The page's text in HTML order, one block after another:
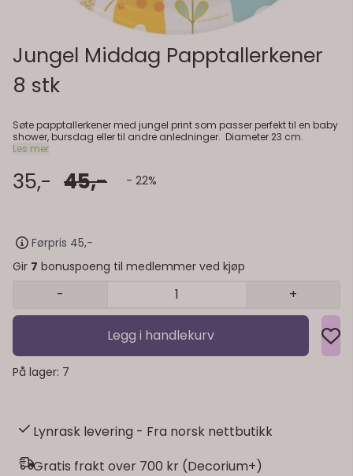
Jungel Middag Papptallerkener
8 stk
Søte papptallerkener med jungel print som passer perfekt til en baby
Les mer
35,- 45,- - 22%
Førpris 45,-
Gir 7 bonuspoeng til medlemmer ved kjøp
- +
Legg i handlekurv
På lager: 7
Lynrask levering - Fra norsk nettbutikk
Gratis frakt over 700 kr (Decorium+)